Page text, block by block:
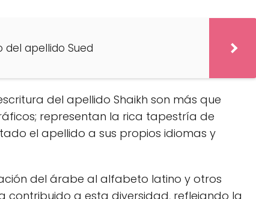
del apellido Sued
del apellido Shaikh son más que
representan la rica tapestría de
el apellido a sus propios idiomas y
del árabe al alfabeto latino y otros
contribuido a esta diversidad, reflejando la